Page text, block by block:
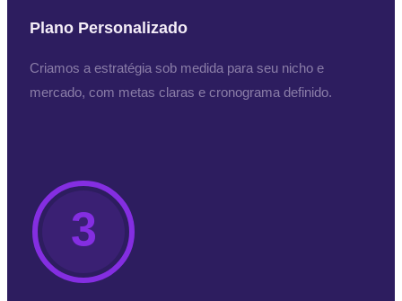
Plano Personalizado
Criamos a estratégia sob medida para seu nicho e
mercado, com metas claras e cronograma definido.
3